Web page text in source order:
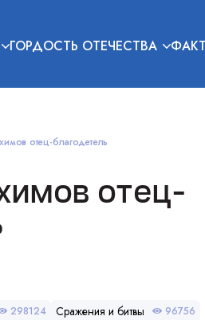
ГОРДОСТЬ ОТЕЧЕСТВА
отец-благодетель
отец-
298124 Сражения и битвы 96756